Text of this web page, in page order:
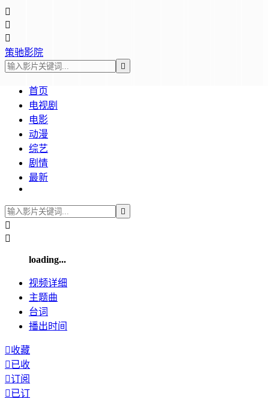



策驰影院

首页
电视剧
电影
动漫
综艺
剧情
最新



loading...
视频详细
主题曲
台词
播出时间
收藏
已收
订阅
已订